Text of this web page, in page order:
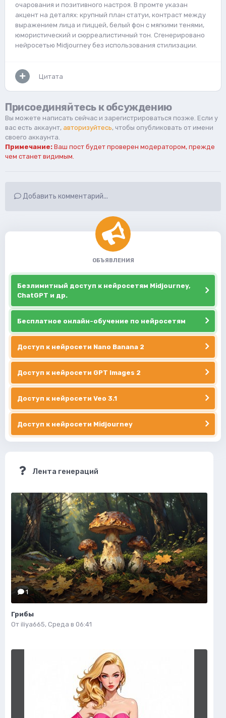
очарования и позитивного настроя. В промте указан
акцент на деталях: крупный план статуи, контраст между
выражением лица и пиццей, белый фон с мягкими тенями,
юмористический и сюрреалистичный тон. Сгенерировано
нейросетью Midjourney без использования стилизации.
Цитата
Присоединяйтесь к обсуждению
Вы можете написать сейчас и зарегистрироваться позже. Если у
вас есть аккаунт, авторизуйтесь, чтобы опубликовать от имени
своего аккаунта.
Примечание: Ваш пост будет проверен модератором, прежде
чем станет видимым.
Добавить комментарий...
ОБЪЯВЛЕНИЯ
Безлимитный доступ к нейросетям Midjourney,
ChatGPT и др.
Бесплатное онлайн-обучение по нейросетям
Доступ к нейросети Nano Banana 2
Доступ к нейросети GPT Images 2
Доступ к нейросети Veo 3.1
Доступ к нейросети Midjourney
Лента генераций
1
Грибы
От iliya665, Среда в 06:41